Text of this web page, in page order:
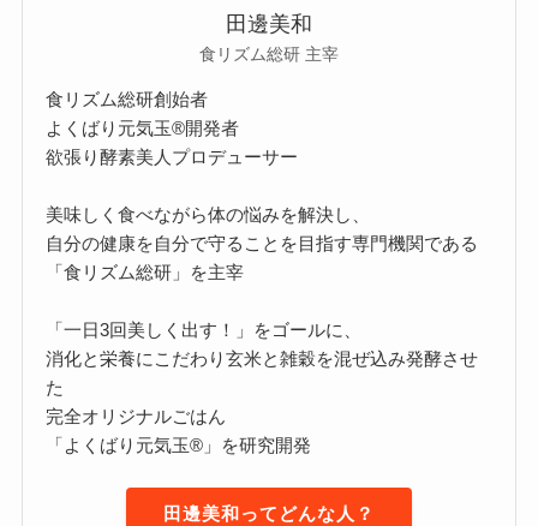
田邊美和
食リズム総研 主宰
食リズム総研創始者
よくばり元気玉®開発者
欲張り酵素美人プロデューサー
美味しく食べながら体の悩みを解決し、
自分の健康を自分で守ることを目指す専門機関である
「食リズム総研」を主宰
「一日3回美しく出す！」をゴールに、
消化と栄養にこだわり玄米と雑穀を混ぜ込み発酵させ
た
完全オリジナルごはん
「よくばり元気玉®」を研究開発
田邊美和ってどんな人？